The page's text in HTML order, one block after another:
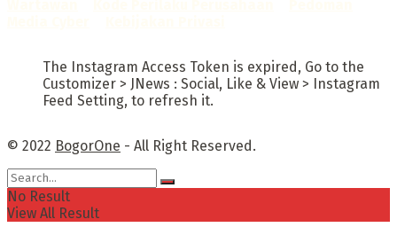
The Instagram Access Token is expired, Go to the
Customizer > JNews : Social, Like & View > Instagram
Feed Setting, to refresh it.
© 2022 BogorOne - All Right Reserved.
No Result
View All Result